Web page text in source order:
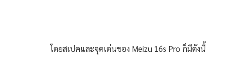
โดยสเปคและจุดเด่นของ Meizu 16s Pro ก็มีดังนี้